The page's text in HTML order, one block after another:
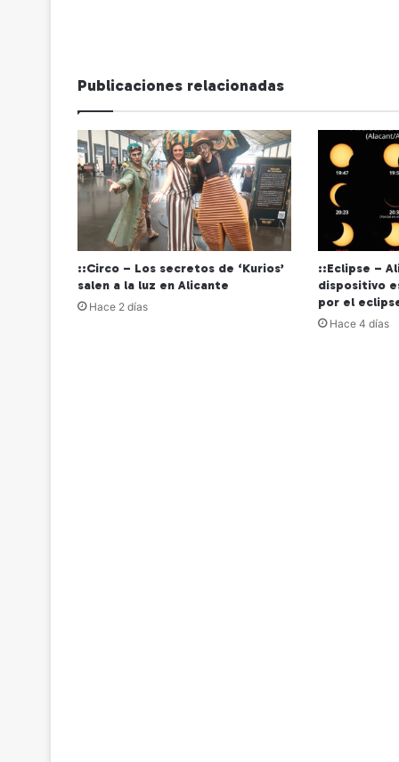
Publicaciones relacionadas
::Circo – Los secretos de ‘Kurios’
salen a la luz en Alicante
Hace 2 días
::Eclipse –
dispositivo
por el
Hace 4 días